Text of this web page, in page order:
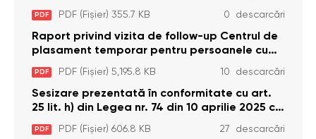
pentru Persoane cu Dizabilități (Adulte) din s.
Brînzeni, r. Edineț, din data de 25 mai 2026
PDF PDF (Fișier) 355.7 KB 0 descarcări
Raport privind vizita de follow-up Centrul de
plasament temporar pentru persoanele cu
dizabilități (adulte) Bădiceni, Soroca (11 iunie
2026)
PDF PDF (Fișier) 5,195.8 KB 10 descarcări
Sesizare prezentată în conformitate cu art.
25 lit. h) din Legea nr. 74 din 10 aprilie 2025 cu
privire la Curtea Constituțională şi art. 26 din
Legea cu privire la Avocatul Poporului
PDF PDF (Fișier) 606.8 KB 27 descarcări